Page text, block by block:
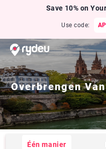
Save 10% on
Use code:
Overbrengen Van
Één manier